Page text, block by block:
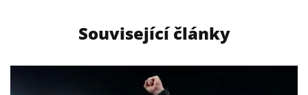
Související články